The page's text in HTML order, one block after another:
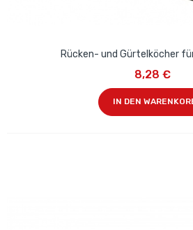
Rücken- und Gürtelköcher
8,28 €
IN DEN